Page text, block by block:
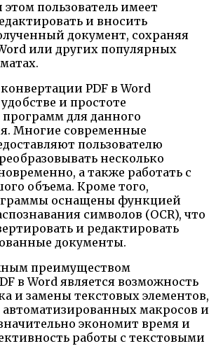
пользователь имеет
и вносить
документ, сохраняя
или других популярных
PDF в Word
и простоте
для данного
Многие современные
пользователю
несколько
а также работать с
объема. Кроме того,
оснащены функцией
символов (OCR), что
и редактировать
документы.
преимуществом
в Word является возможность
и замены текстовых элементов,
автоматизированных макросов и
экономит время и
работы с текстовыми